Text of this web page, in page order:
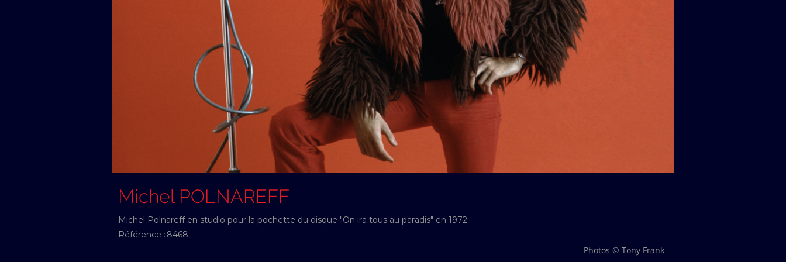
Michel POLNAREFF
Michel Polnareff en studio pour la pochette du disque "On ira tous au paradis" en 1972.
Référence : 8468
Photos © Tony Frank